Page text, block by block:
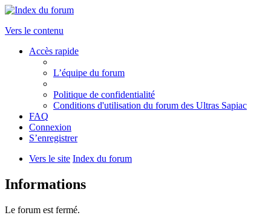
Vers le contenu
Accès rapide
L’équipe du forum
Politique de confidentialité
Conditions d'utilisation du forum des Ultras Sapiac
FAQ
Connexion
S’enregistrer
Vers le site Index du forum
Informations
Le forum est fermé.